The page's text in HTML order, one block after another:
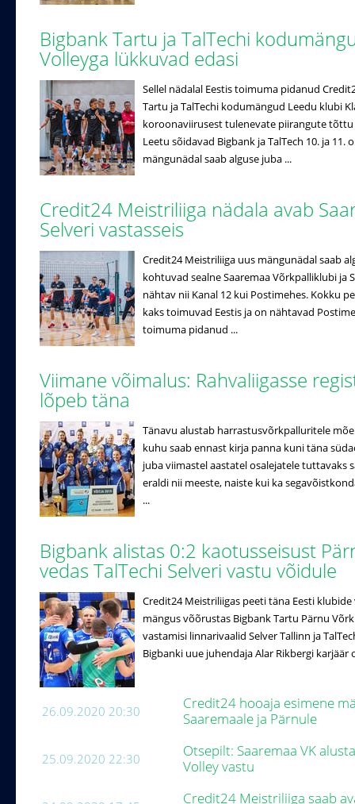
Bigbank Tartu ja TalTechi
Volleyga lükkuvad edasi
Sellel nädalal Eestis toimuma pidanud
Tartu ja TalTechi kodumängud Leedu klubi
koroonaviirusest tulenevate piirangute tõttu
Leetu sõidavad Bigbank ja TalTech 10. ja
mängunädal saab alguse juba ...
Credit24 Meistriliiga nädala avab
Selveri vastasseis
Credit24 Meistriliiga uus mängunädal saab
kohtuvad sealne Saaremaa Võrkpalliklubi ja
nähtav nii Kanal 12 kui Postimehes. Kokku
kaks toimuvad Eestis ja on nähtavad
toimuma pidanud ...
Viimane võimalus: Rahvaliigasse
lõpeb täna
Tänavu alustab harrastusvõrkpalluritele
kuhu saab ennast kirja panna kuni täna
juba viimastel aastatel osalejatele tuttavaks
eraldi nii meeste, naiste kui ka
...
Bigbank alistas 0:2 kaotusseisust
vedas TalTechi Selveri vastu võidule
Credit24 Meistriliigas peeti täna Eesti
mängus võõrustas Bigbank Tartu Pärnu
vastamisi linnarivaalid Selver Tallinn ja
Bigbanki uue juhendaja Alar Rikbergi karjäär
26.09.2020 20:30
Credit24 hooaja esimene
Saaremaale ja Pärnule
25.09.2020 22:30
Otsepilt: Saaremaa VK
Volley vastu
Credit24 Meistriliiga saab